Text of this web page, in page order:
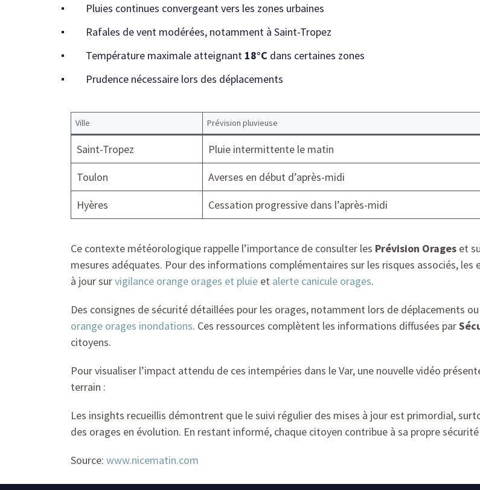
Pluies continues convergeant vers les zones urbaines
Rafales de vent modérées, notamment à Saint-Tropez
Température maximale atteignant 18°C dans certaines zones
Prudence nécessaire lors des déplacements
Ville Prévision pluvieuse
Saint-Tropez Pluie intermittente le matin
Toulon
Averses en début d’après-midi
Hyères
Cessation progressive dans l’après-midi
Ce contexte météorologique rappelle l’importance de consulter les Prévision Orages et
mesures adéquates. Pour des informations complémentaires sur les risques associés,
à jour survigilance orange orages et pluie et alerte canicule orages.
Des consignes de sécurité détaillées pour les orages, notamment lors de déplacements
orange orages inondations. Ces ressources complètent les informations diffusées par
citoyens.
Pour visualiser l’impact attendu de ces intempéries dans le Var, une nouvelle vidéo
terrain :
Les insights recueillis démontrent que le suivi régulier des mises à jour est primordial,
des orages en évolution. En restant informé, chaque citoyen contribue à sa propre
Source: www.nicematin.com